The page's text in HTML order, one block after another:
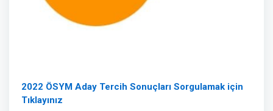
2022 ÖSYM Aday Tercih Sonuçları Sorgulamak için
Tıklayınız